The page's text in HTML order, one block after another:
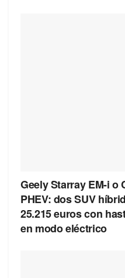
Geely Starray EM-i o
PHEV: dos SUV
25.215 euros con
en modo eléctrico